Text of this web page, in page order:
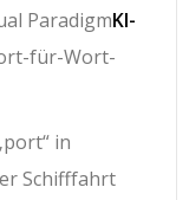
ParadigmKI-
für-Wort-
in
Schifffahrt